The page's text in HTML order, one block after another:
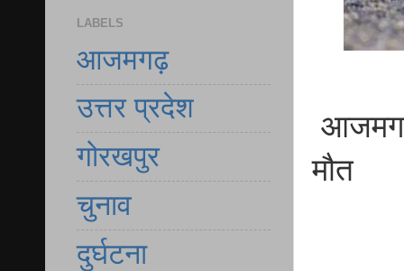
मौत
LABELS
आजमगढ़
उत्तर प्रदेश
गोरखपुर
चुनाव
दुर्घटना